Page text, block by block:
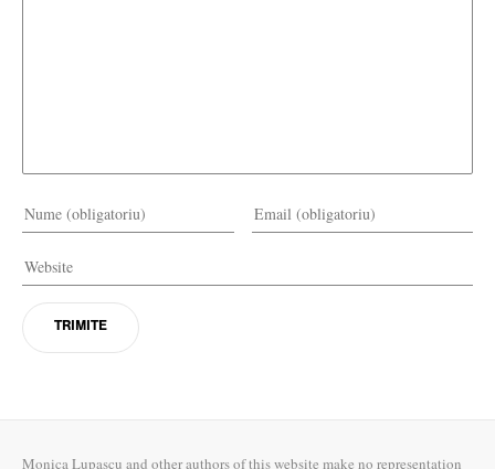
Monica Lupașcu and other authors of this website make no representation